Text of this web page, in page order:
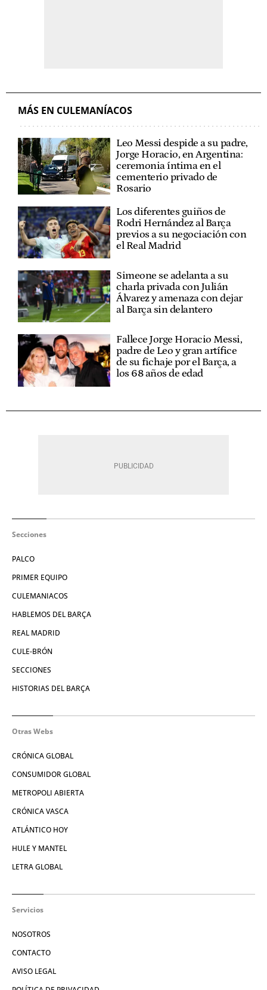
MÁS EN CULEMANÍACOS
Leo Messi despide a su padre,
Jorge Horacio, en Argentina:
ceremonia íntima en el
cementerio privado de
Rosario
Los diferentes guiños de
Rodri Hernández al Barça
previos a su negociación con
el Real Madrid
Simeone se adelanta a su
charla privada con Julián
Álvarez y amenaza con dejar
al Barça sin delantero
Fallece Jorge Horacio Messi,
padre de Leo y gran artífice
de su fichaje por el Barça, a
los 68 años de edad
Secciones
PALCO
PRIMER EQUIPO
CULEMANIACOS
HABLEMOS DEL BARÇA
REAL MADRID
CULE-BRÓN
SECCIONES
HISTORIAS DEL BARÇA
Otras Webs
CRÓNICA GLOBAL
CONSUMIDOR GLOBAL
METROPOLI ABIERTA
CRÓNICA VASCA
ATLÁNTICO HOY
HULE Y MANTEL
LETRA GLOBAL
Servicios
NOSOTROS
CONTACTO
AVISO LEGAL